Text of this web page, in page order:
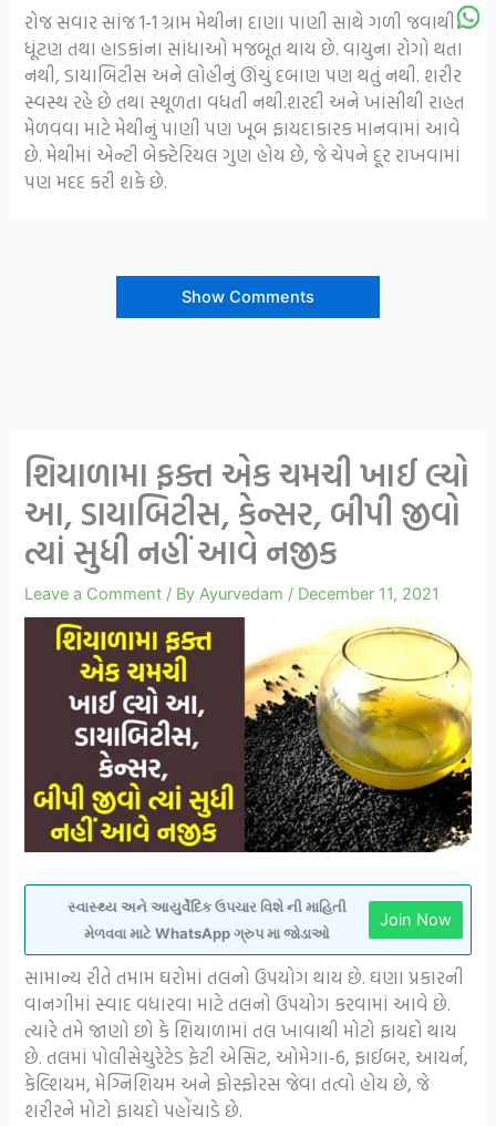
રોજ સવાર સાંજ 1-1 ગ્રામ મેથીના દાણા પાણી સાથે ગળી જવાથી
ધૂંટણ તથા હાડકાંના સાંધાઓ મજબૂત થાય છે. વાયુના રોગો થતા
નથી, ડાયાબિટીસ અને લોહીનું ઊંચું દબાણ પણ થતું નથી. શરીર
સ્વસ્થ રહે છે તથા સ્થૂળતા વધતી નથી.શરદી અને ખાંસીથી રાહત
મેળવવા માટે મેથીનું પાણી પણ ખૂબ ફાયદાકારક માનવામાં આવે
છે. મેથીમાં એન્ટી બેક્ટેરિયલ ગુણ હોય છે, જે ચેપને દૂર રાખવામાં
પણ મદદ કરી શકે છે.
Show Comments
શિયાળામા ફક્ત એક ચમચી ખાઈ લ્યો
આ, ડાયાબિટીસ, કેન્સર, બીપી જીવો
ત્યાં સુધી નહીં આવે નજીક
Leave a Comment / ByAyurvedam / December 11, 2021
સ્વાસ્થ્ય અને આયુર્વેદિક ઉપચાર વિશે ની માહિતી
મેળવવા માટે WhatsApp ગ્રુપ મા જોડાઓ
Join Now
સામાન્ય રીતે તમામ ઘરોમાં તલનો ઉપયોગ થાય છે. ઘણા પ્રકારની
વાનગીમાં સ્વાદ વધારવા માટે તલનો ઉપયોગ કરવામાં આવે છે.
ત્યારે તમે જાણો છો કે શિયાળામાં તલ ખાવાથી મોટો ફાયદો થાય
છે. તલમાં પોલીસેચુરેટેડ ફેટી એસિટ, ઓમેગા-6, ફાઈબર, આયર્ન,
કેલ્શિયમ, મેગ્નિશિયમ અને ફોસ્ફોરસ જેવા તત્વો હોય છે, જે
શરીરને મોટો ફાયદો પહોંચાડે છે.